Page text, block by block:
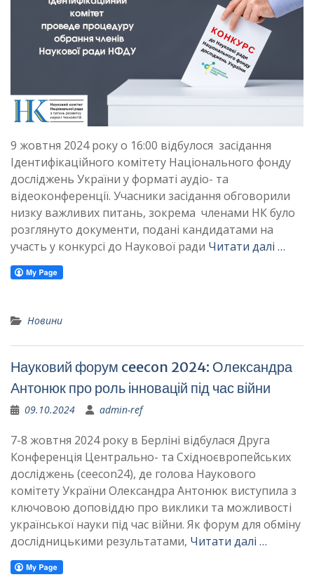
9 жовтня 2024 року о 16:00 відбулося засідання
Ідентифікаційного комітету Національного фонду
досліджень України у форматі аудіо- та
відеоконференції. Учасники засідання обговорили
низку важливих питань, зокрема членами НК було
розглянуто документи, подані кандидатами на
участь у конкурсі до Наукової ради Читати далі …
Новини
Науковий форум ceecon 2024: Олександра
Антонюк про роль інновацій під час війни
09.10.2024 admin-ref
7-8 жовтня 2024 року в Берліні відбулася Друга
Конференція Центрально- та Східноєвропейських
досліджень (ceecon24), де голова Наукового
комітету України Олександра Антонюк виступила з
ключовою доповіддю про виклики та можливості
української науки під час війни. Як форум для обміну
дослідницькими результатами, Читати далі …